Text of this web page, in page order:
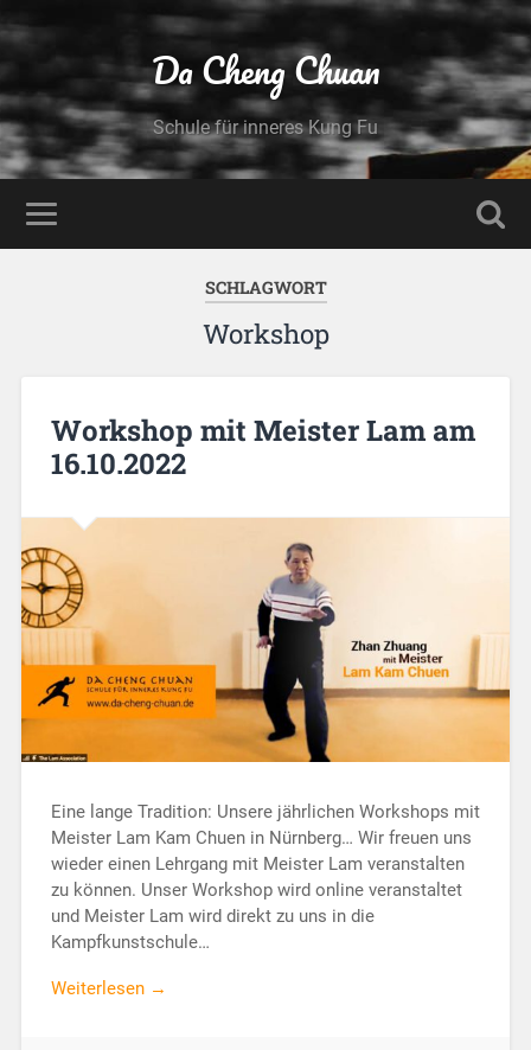
Da Cheng Chuan
Schule für inneres Kung Fu
SCHLAGWORT
Workshop
Workshop mit Meister Lam am
16.10.2022
Eine lange Tradition: Unsere jährlichen Workshops mit
Meister Lam Kam Chuen in Nürnberg… Wir freuen uns
wieder einen Lehrgang mit Meister Lam veranstalten
zu können. Unser Workshop wird online veranstaltet
und Meister Lam wird direkt zu uns in die
Kampfkunstschule…
Weiterlesen →